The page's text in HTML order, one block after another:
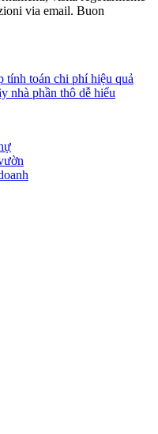
via email. Buon
tính toán chi phí hiệu quả
nhà phần thô dễ hiểu